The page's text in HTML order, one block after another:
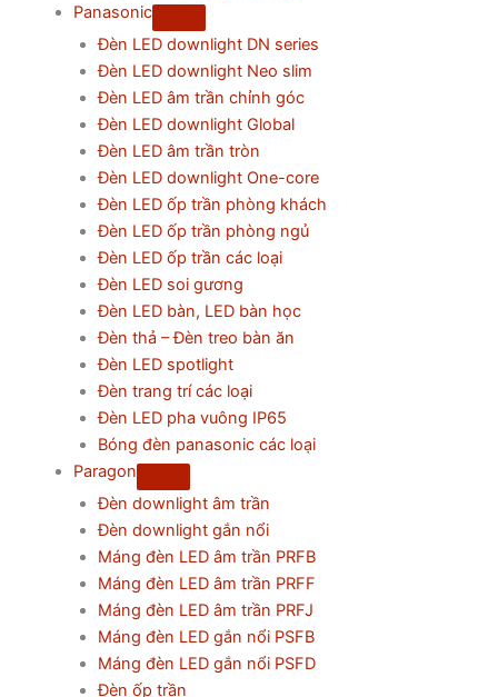
Panasonic
Đèn LED downlight DN series
Đèn LED downlight Neo slim
Đèn LED âm trần chỉnh góc
Đèn LED downlight Global
Đèn LED âm trần tròn
Đèn LED downlight One-core
Đèn LED ốp trần phòng khách
Đèn LED ốp trần phòng ngủ
Đèn LED ốp trần các loại
Đèn LED soi gương
Đèn LED bàn, LED bàn học
Đèn thả – Đèn treo bàn ăn
Đèn LED spotlight
Đèn trang trí các loại
Đèn LED pha vuông IP65
Bóng đèn panasonic các loại
Paragon
Đèn downlight âm trần
Đèn downlight gắn nổi
Máng đèn LED âm trần PRFB
Máng đèn LED âm trần PRFF
Máng đèn LED âm trần PRFJ
Máng đèn LED gắn nổi PSFB
Máng đèn LED gắn nổi PSFD
Đèn ốp trần